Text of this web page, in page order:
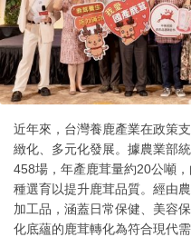
近年來，台灣養鹿產業在政策
緻化、多元化發展。據農業部
458場，年產鹿茸量約20公噸
種選育以提升鹿茸品質。經由
加工品，涵蓋日常保健、美容
化底蘊的鹿茸轉化為符合現代需